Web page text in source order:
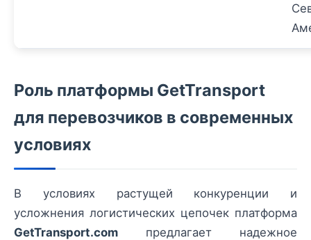
Роль платформы GetTransport
для перевозчиков в современных
условиях
В условиях растущей конкуренции и
усложнения логистических цепочек платформа
GetTransport.com предлагает надежное